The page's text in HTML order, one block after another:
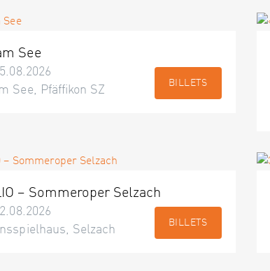
See
See, Pfäffikon SZ
BILLETS
– Sommeroper Selzach
Selzach
BILLETS